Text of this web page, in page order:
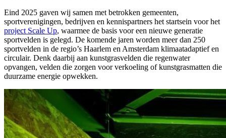
Eind 2025 gaven wij samen met betrokken gemeenten,
sportverenigingen, bedrijven en kennispartners het startsein voor het
project Scale Up, waarmee de basis voor een nieuwe generatie
sportvelden is gelegd. De komende jaren worden meer dan 250
sportvelden in de regio’s Haarlem en Amsterdam klimaatadaptief en
circulair. Denk daarbij aan kunstgrasvelden die regenwater
opvangen, velden die zorgen voor verkoeling of kunstgrasmatten die
duurzame energie opwekken.